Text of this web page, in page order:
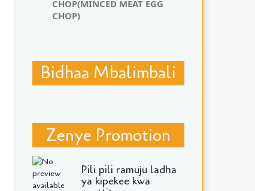
CHOP(MINCED MEAT EGG
CHOP)
Bidhaa Mbalimbali
Zenye Promotion
Pili pili ramuju ladha
ya kipekee kwa